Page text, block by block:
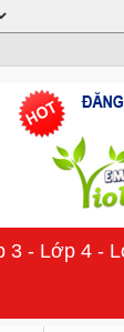
- Lớp 4 -